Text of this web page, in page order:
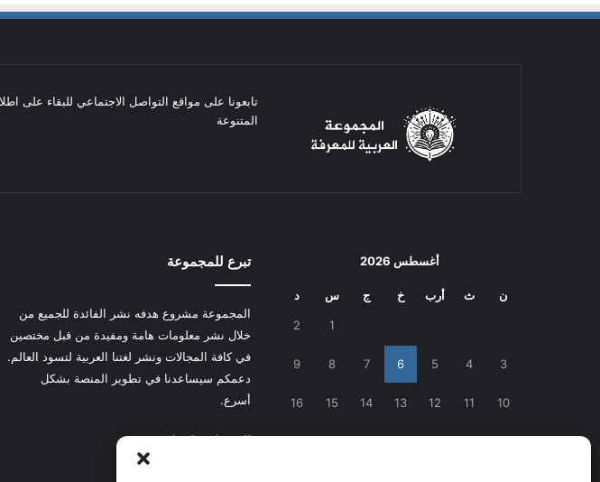
تابعونا على مواقع التواصل الاجتماعي للبقاء على
المتنوعة
أغسطس 2026
ن ث أرب خ ج س د
1
2
3
4
5
6
7
8
9
10
11
12
13
14
15
16
تبرع للمجموعة
المجموعة مشروع هدفه نشر الفائدة للجميع من
خلال نشر معلومات هامة ومفيدة من قبل مختصين
في كافة المجالات ونشر لغتنا العربية لتسود العالم.
دعمكم سيساعدنا في تطوير المنصة بشكل
أسرع.
للتبرعاضغط هنا